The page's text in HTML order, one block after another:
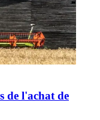
de l'achat de